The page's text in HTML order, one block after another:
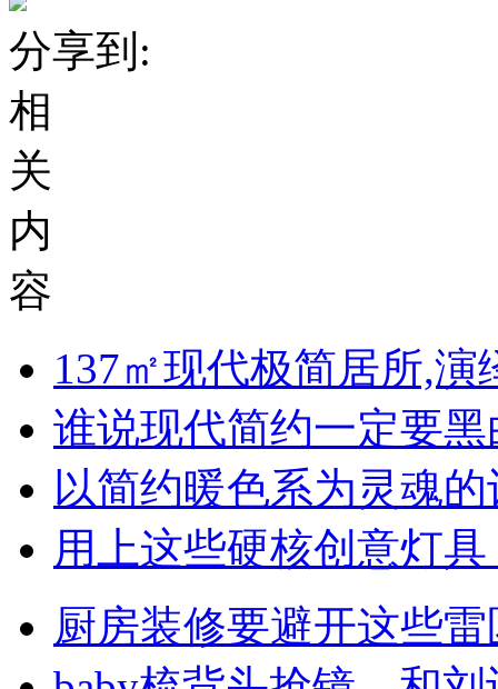
分享到:
相
关
内
容
137㎡现代极简居所,演
谁说现代简约一定要
以简约暖色系为灵魂
用上这些硬核创意灯
厨房装修要避开这些